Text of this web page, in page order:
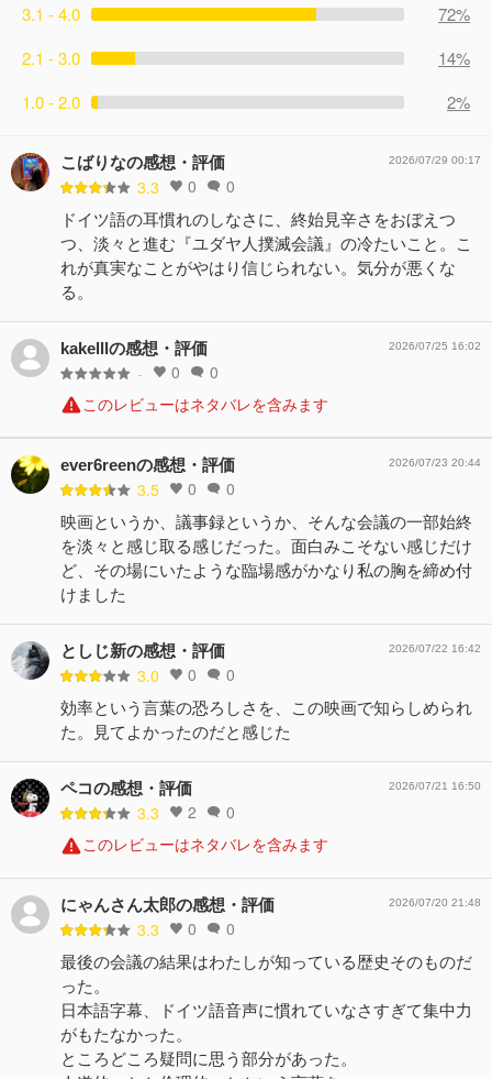
3.1 - 4.0
72%
2.1 - 3.0
14%
1.0 - 2.0
2%
こばりなの感想・評価
3.3 0 0
2026/07/29 00:17
ドイツ語の耳慣れのしなさに、終始見辛さをおぼえつ
つ、淡々と進む『ユダヤ人撲滅会議』の冷たいこと。こ
れが真実なことがやはり信じられない。気分が悪くな
る。
kakelllの感想・評価
- 0 0
2026/07/25 16:02
このレビューはネタバレを含みます
ever6reenの感想・評価
3.5 0 0
2026/07/23 20:44
映画というか、議事録というか、そんな会議の一部始終
を淡々と感じ取る感じだった。面白みこそない感じだけ
ど、その場にいたような臨場感がかなり私の胸を締め付
けました
としじ新の感想・評価
3.0 0 0
2026/07/22 16:42
効率という言葉の恐ろしさを、この映画で知らしめられ
た。見てよかったのだと感じた
ペコの感想・評価
3.3 2 0
2026/07/21 16:50
このレビューはネタバレを含みます
にゃんさん太郎の感想・評価
3.3 0 0
2026/07/20 21:48
最後の会議の結果はわたしが知っている歴史そのものだ
った。
日本語字幕、ドイツ語音声に慣れていなさすぎて集中力
がもたなかった。
ところどころ疑問に思う部分があった。